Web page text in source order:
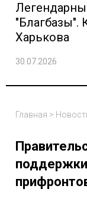
"Благбазы".
Харькова
30.07.2026
Главная >